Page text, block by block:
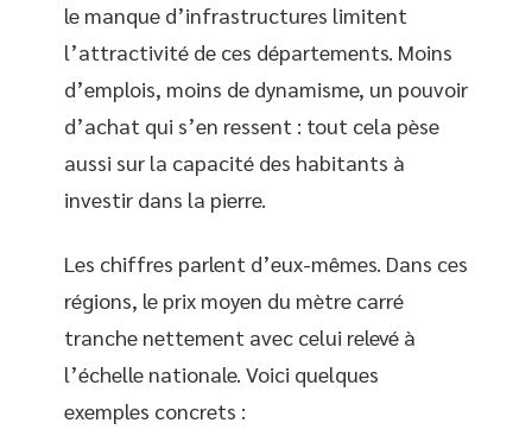
le manque d’infrastructures limitent
l’attractivité de ces départements. Moins
d’emplois, moins de dynamisme, un pouvoir
d’achat qui s’en ressent : tout cela pèse
aussi sur la capacité des habitants à
investir dans la pierre.
Les chiffres parlent d’eux-mêmes. Dans ces
régions, le prix moyen du mètre carré
tranche nettement avec celui relevé à
l’échelle nationale. Voici quelques
exemples concrets :